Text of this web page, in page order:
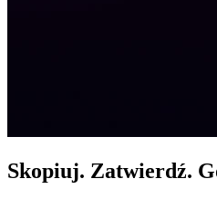
Skopiuj. Zatwierdź.